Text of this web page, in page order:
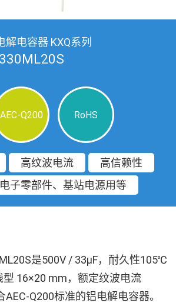
电容器 KXQ系列
AEC-Q200 RoHS
高纹波电流
高信赖性
子零部件、基站电源用等
是500V / 33µF，耐久性105℃
16×20 mm，额定纹波电流
Q200标准的铝电解电容器。